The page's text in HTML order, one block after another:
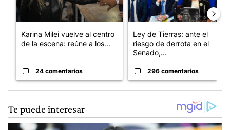
Karina Milei vuelve al centro
de la escena: reúne a los...
24 comentarios
Ley de Tierras: ante el
riesgo de derrota en el
Senado,...
296 comentarios